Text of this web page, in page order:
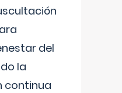
del
la
continua